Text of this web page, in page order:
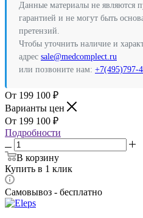
Данные материалы не являются
гарантией и не могут быть
претензий.
Чтобы уточнить наличие и
адрес sale@medcomplect.ru
или позвоните нам: +7(495)797-
199 100 ₽
Варианты цен
199 100 ₽
Подробности
В корзину
Купить в 1 клик
Самовывоз - бесплатно